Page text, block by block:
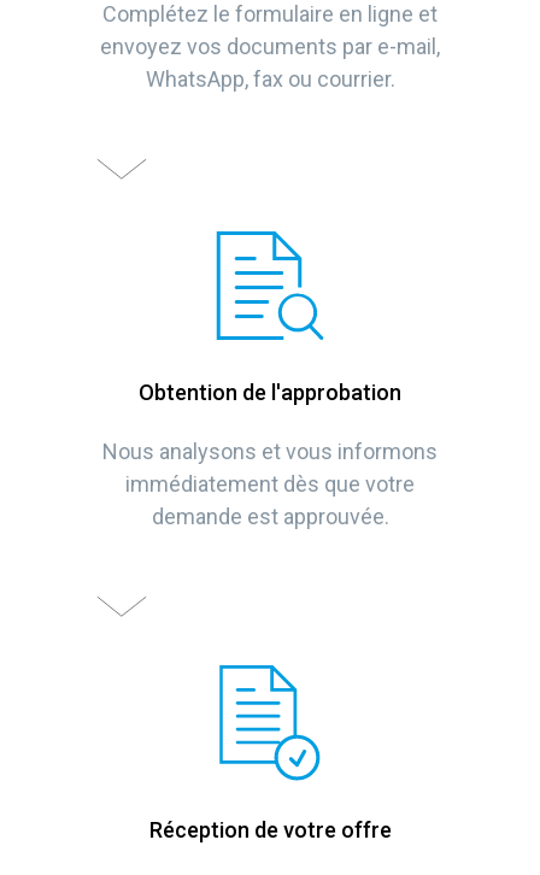
Complétez le formulaire en ligne et
envoyez vos documents par e-mail,
WhatsApp, fax ou courrier.
Obtention de l'approbation
Nous analysons et vous informons
immédiatement dès que votre
demande est approuvée.
Réception de votre offre